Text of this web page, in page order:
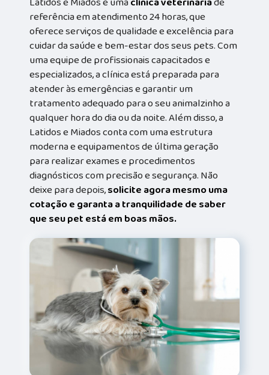
referência em atendimento 24 horas, que
oferece serviços de qualidade e excelência para
cuidar da saúde e bem-estar dos seus pets. Com
uma equipe de profissionais capacitados e
especializados, a clínica está preparada para
atender às emergências e garantir um
tratamento adequado para o seu animalzinho a
qualquer hora do dia ou da noite. Além disso, a
Latidos e Miados conta com uma estrutura
moderna e equipamentos de última geração
para realizar exames e procedimentos
diagnósticos com precisão e segurança. Não
deixe para depois,solicite agora mesmo uma
cotação e garanta a tranquilidade de saber
que seu pet está em boas mãos.